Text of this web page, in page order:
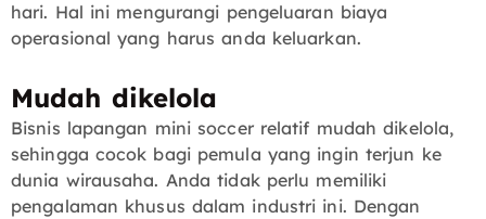
hari. Hal ini mengurangi pengeluaran biaya
operasional yang harus anda keluarkan.
Mudah dikelola
Bisnis lapangan mini soccer relatif mudah dikelola,
sehingga cocok bagi pemula yang ingin terjun ke
dunia wirausaha. Anda tidak perlu memiliki
pengalaman khusus dalam industri ini. Dengan